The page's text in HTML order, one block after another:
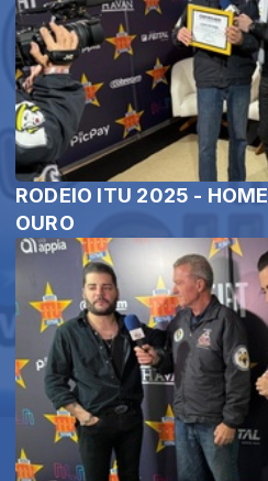
RODEIO ITU 2025 -
OURO